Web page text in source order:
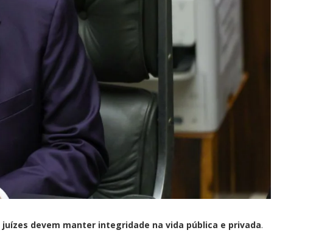
juízes devem manter integridade na vida pública e privada.